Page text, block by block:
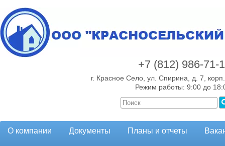
+7 (812) 986-71-
г. Красное Село, ул. Спирина, д. 7,
Режим работы: 9:00 до
О компании Документы Планы и отчеты